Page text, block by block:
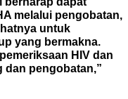
melalui pengobatan,
untuk
yang bermakna.
HIV dan
dan pengobatan,”